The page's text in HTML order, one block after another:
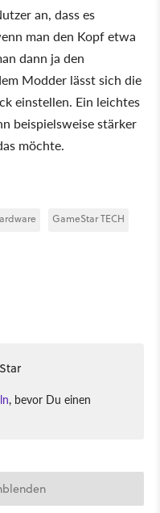
an, dass es
man den Kopf etwa
dann ja den
Modder lässt sich die
einstellen. Ein leichtes
beispielsweise stärker
möchte.
GameStar TECH
, bevor Du einen